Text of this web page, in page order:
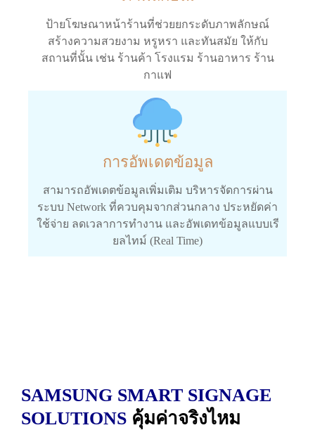
ป้ายโฆษณาหน้าร้านที่ช่วยยกระดับภาพลักษณ์
สร้างความสวยงาม หรูหรา และทันสมัย ให้กับ
สถานที่นั้น เช่น ร้านค้า โรงแรม ร้านอาหาร ร้าน
กาแฟ
การอัพเดตข้อมูล
สามารถอัพเดตข้อมูลเพิ่มเติม บริหารจัดการผ่าน
ระบบ Network ที่ควบคุมจากส่วนกลาง ประหยัดค่า
ใช้จ่าย ลดเวลาการทำงาน และอัพเดทข้อมูลแบบเรี
ยลไทม์ (Real Time)
SAMSUNG SMART SIGNAGE
SOLUTIONS คุ้มค่าจริงไหม